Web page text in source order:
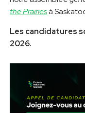
the Prairiesà
Les candidatures
2026.